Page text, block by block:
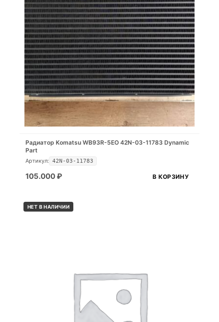
Радиатор Komatsu WB93R-5EO 42N-03-11783 Dynamic
Part
Артикул: 42N-03-11783
105.000₽ В КОРЗИНУ
НЕТ В НАЛИЧИИ